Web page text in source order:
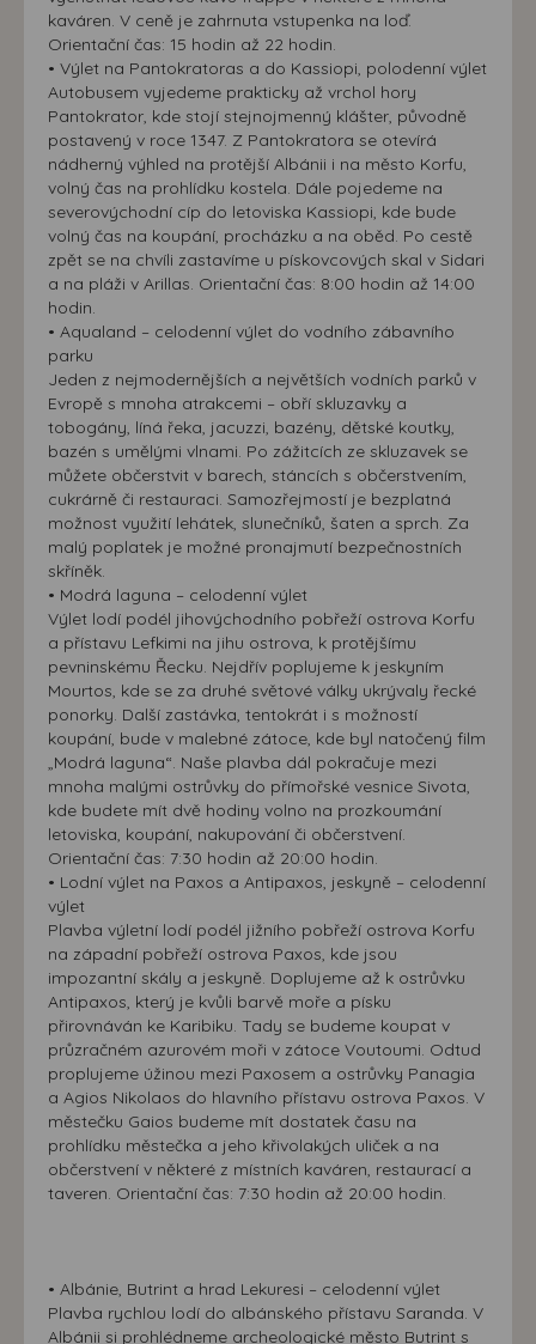
kaváren. V ceně je zahrnuta vstupenka na loď.
Orientační čas: 15 hodin až 22 hodin.
• Výlet na Pantokratoras a do Kassiopi, polodenní výlet
Autobusem vyjedeme prakticky až vrchol hory
Pantokrator, kde stojí stejnojmenný klášter, původně
postavený v roce 1347. Z Pantokratora se otevírá
nádherný výhled na protější Albánii i na město Korfu,
volný čas na prohlídku kostela. Dále pojedeme na
severovýchodní cíp do letoviska Kassiopi, kde bude
volný čas na koupání, procházku a na oběd. Po cestě
zpět se na chvíli zastavíme u pískovcových skal v Sidari
a na pláži v Arillas. Orientační čas: 8:00 hodin až 14:00
hodin.
• Aqualand – celodenní výlet do vodního zábavního
parku
Jeden z nejmodernějších a největších vodních parků v
Evropě s mnoha atrakcemi – obří skluzavky a
tobogány, líná řeka, jacuzzi, bazény, dětské koutky,
bazén s umělými vlnami. Po zážitcích ze skluzavek se
můžete občerstvit v barech, stáncích s občerstvením,
cukrárně či restauraci. Samozřejmostí je bezplatná
možnost využití lehátek, slunečníků, šaten a sprch. Za
malý poplatek je možné pronajmutí bezpečnostních
skříněk.
• Modrá laguna – celodenní výlet
Výlet lodí podél jihovýchodního pobřeží ostrova Korfu
a přístavu Lefkimi na jihu ostrova, k protějšímu
pevninskému Řecku. Nejdřív poplujeme k jeskyním
Mourtos, kde se za druhé světové války ukrývaly řecké
ponorky. Další zastávka, tentokrát i s možností
koupání, bude v malebné zátoce, kde byl natočený film
„Modrá laguna“. Naše plavba dál pokračuje mezi
mnoha malými ostrůvky do přímořské vesnice Sivota,
kde budete mít dvě hodiny volno na prozkoumání
letoviska, koupání, nakupování či občerstvení.
Orientační čas: 7:30 hodin až 20:00 hodin.
• Lodní výlet na Paxos a Antipaxos, jeskyně – celodenní
výlet
Plavba výletní lodí podél jižního pobřeží ostrova Korfu
na západní pobřeží ostrova Paxos, kde jsou
impozantní skály a jeskyně. Doplujeme až k ostrůvku
Antipaxos, který je kvůli barvě moře a písku
přirovnáván ke Karibiku. Tady se budeme koupat v
průzračném azurovém moři v zátoce Voutoumi. Odtud
proplujeme úžinou mezi Paxosem a ostrůvky Panagia
a Agios Nikolaos do hlavního přístavu ostrova Paxos. V
městečku Gaios budeme mít dostatek času na
prohlídku městečka a jeho křivolakých uliček a na
občerstvení v některé z místních kaváren, restaurací a
taveren. Orientační čas: 7:30 hodin až 20:00 hodin.
• Albánie, Butrint a hrad Lekuresi – celodenní výlet
Plavba rychlou lodí do albánského přístavu Saranda. V
Albánii si prohlédneme archeologické město Butrint s